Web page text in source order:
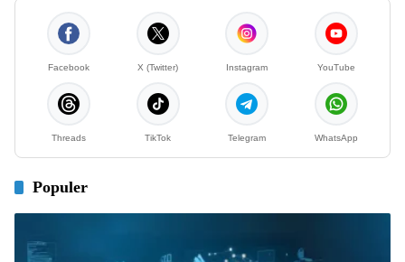
Facebook X (Twitter) Instagram YouTube
Threads TikTok Telegram WhatsApp
Populer